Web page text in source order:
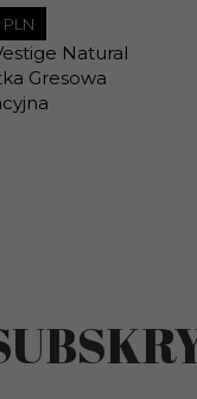
PLN
Natural
Gresowa